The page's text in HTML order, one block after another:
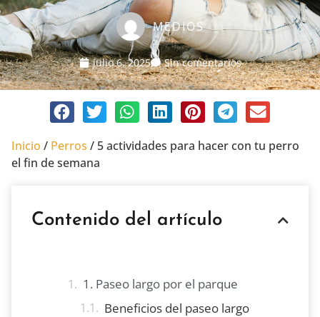
MEDIOS
julio 6, 2025 Sin comentarios
Inicio / Perros / 5 actividades para hacer con tu perro
el fin de semana
Contenido del artículo
1. Paseo largo por el parque
Beneficios del paseo largo